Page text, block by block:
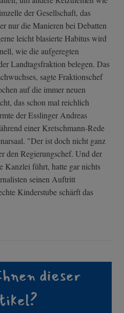
der Gesellschaft, das
nur die Manieren bei Debatten
leicht blasierte Habitus wird
wie die aufgeregten
Landtagsfraktion belegen. Das
sagte Fraktionschef
auf die immer neuen
das schon mal reichlich
der Esslinger Andreas
einer Kretschmann-Rede
"Der ist doch nicht ganz
den Regierungschef. Und der
Kanzlei führt, hatte gar nichts
seinen Auftritt
Kinderstube schärft das
dieser